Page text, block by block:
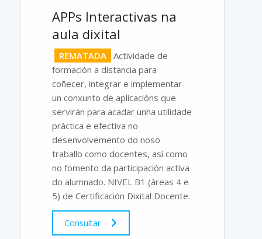
APPs Interactivas na
aula dixital
REMATADA
Actividade de
formación a distancia para
coñecer, integrar e implementar
un conxunto de aplicacións que
servirán para acadar unha utilidade
práctica e efectiva no
desenvolvemento do noso
traballo como docentes, así como
no fomento da participación activa
do alumnado. NIVEL B1 (áreas 4 e
5) de Certificación Dixital Docente.
Consultar